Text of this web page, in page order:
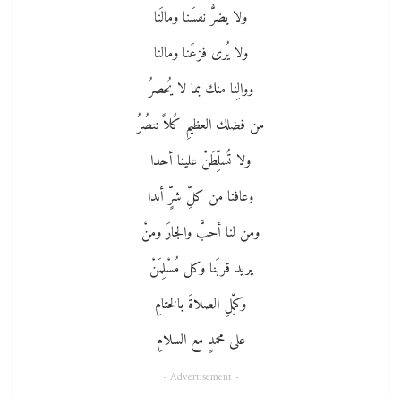
ولا يضرُّ نفسَنا ومالَنا
ولا يُرى فزعَنا ومالنا
ووالِنا منك بما لا يُحصرُ
من فضلك العظيمِ كُلاً ننصُرُ
ولا تُسلِّطَنْ علينا أحدا
وعافنا من كلِّ شرٍّ أبدا
ومن لنا أحبَّ والجارَ ومنْ
يريد قربَنا وكل مُسْلِمَنْ
وكمِّلِ الصلاةَ بالختامِ
على محمدٍ مع السلامِ
- Advertisement -